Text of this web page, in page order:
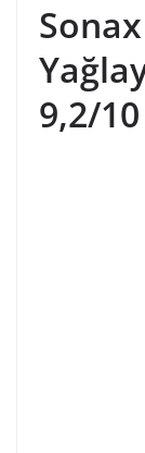
9,2/10